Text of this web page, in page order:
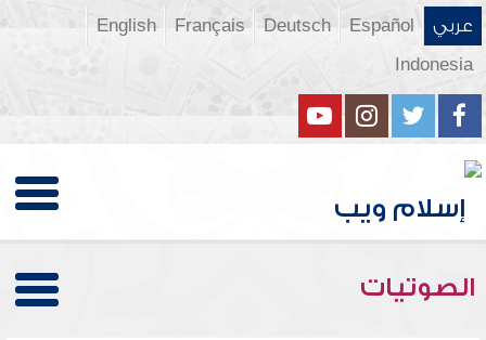
عربي Español
Deutsch
Français
English
Indonesia
الصوتيات